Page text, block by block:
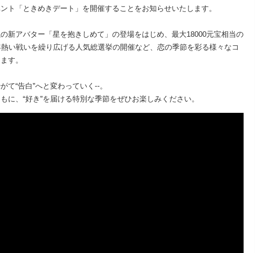
ト「ときめきデート」を開催することをお知らせいたします。
新アバター「星を抱きしめて」の登場をはじめ、最大18000元宝相当の
い戦いを繰り広げる人気総選挙の開催など、恋の季節を彩る様々なコ
す。
て“告白”へと変わっていく--。
に、“好き”を届ける特別な季節をぜひお楽しみください。